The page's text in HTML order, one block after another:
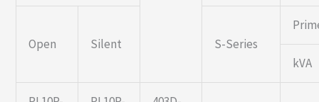
Open Silent S-Series
kVA